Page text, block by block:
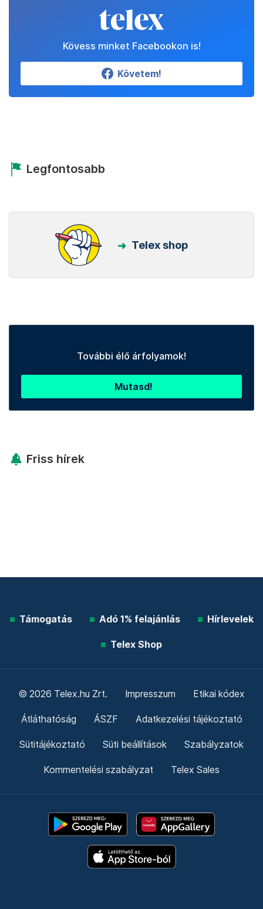
Kövess minket Facebookon is!
Követem!
Legfontosabb
Telex shop
További élő árfolyamok!
Mutasd!
Friss hírek
Támogatás Adó 1% felajánlás Hírlevelek
Telex Shop
© 2026 Telex.hu Zrt. Impresszum Etikai kódex
Átláthatóság ÁSZF Adatkezelési tájékoztató
Sütitájékoztató Süti beállítások Szabályzatok
Kommentelési szabályzat Telex Sales